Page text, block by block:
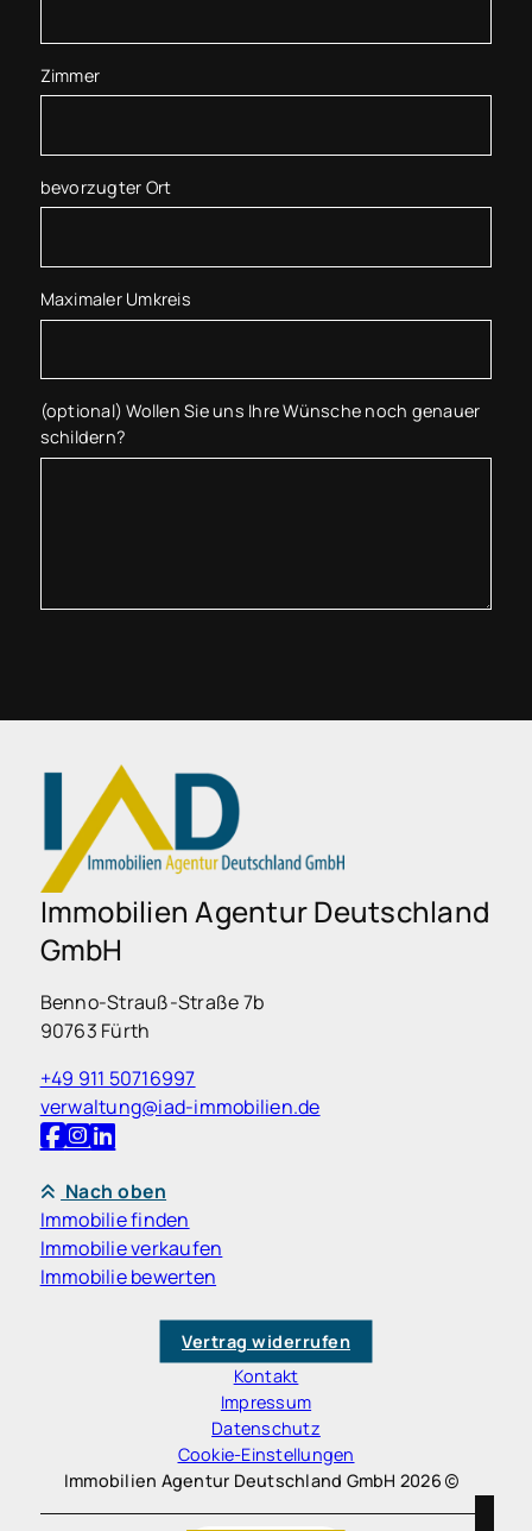
Zimmer
bevorzugter Ort
Maximaler Umkreis
(optional) Wollen Sie uns Ihre Wünsche noch genauer
schildern?
Immobilien Agentur Deutschland
GmbH
Benno-Strauß-Straße 7b
90763 Fürth
+49 911 50716997
verwaltung@iad-immobilien.de
Nach oben
Immobilie finden
Immobilie verkaufen
Immobilie bewerten
Vertrag widerrufen
Kontakt
Impressum
Datenschutz
Cookie-Einstellungen
Immobilien Agentur Deutschland GmbH 2026